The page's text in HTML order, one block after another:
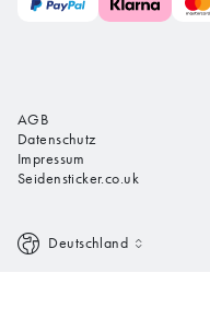
AGB
Datenschutz
Impressum
Seidensticker.co.uk
Deutschland